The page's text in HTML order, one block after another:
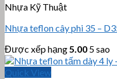
Nhựa Kỹ Thuật
Nhựa teflon cây phi 35 –
Được xếp hạng 5.00 5 sao
Quick View